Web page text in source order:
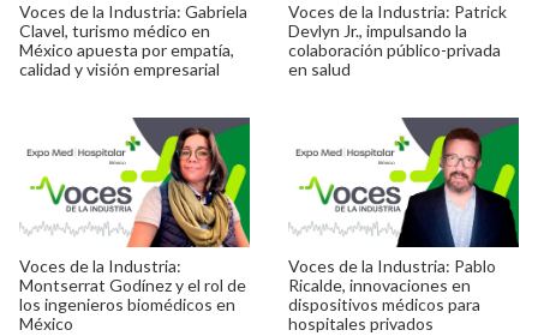
Voces de la Industria: Gabriela
Clavel, turismo médico en
México apuesta por empatía,
calidad y visión empresarial
Voces de la Industria: Patrick
Devlyn Jr., impulsando la
colaboración público-privada
en salud
Voces de la Industria:
Montserrat Godínez y el rol de
los ingenieros biomédicos en
México
Voces de la Industria: Pablo
Ricalde, innovaciones en
dispositivos médicos para
hospitales privados